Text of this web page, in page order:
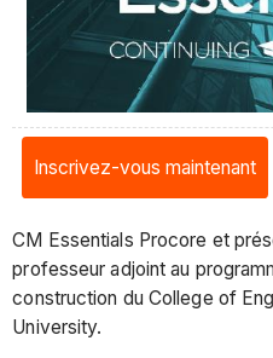
Inscrivez-vous maintenant
CM Essentials Procore et
professeur adjoint au
construction du College of
University.